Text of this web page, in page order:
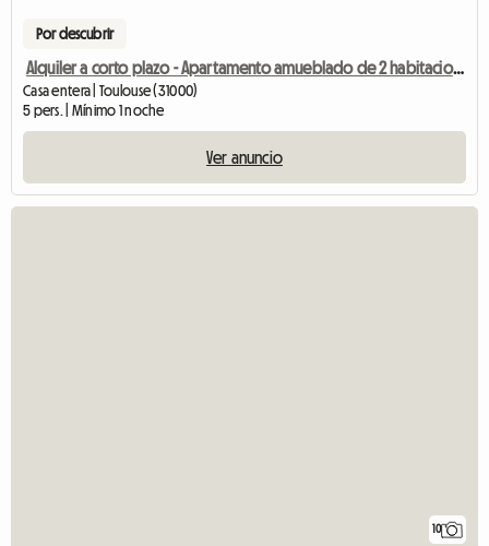
Por descubrir
Alquiler a corto plazo - Apartamento amueblado de 2 habitaciones
Casa entera | Toulouse (31000)
5 pers. | Mínimo 1 noche
Ver anuncio
10